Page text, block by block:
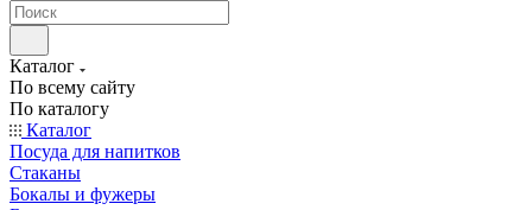
Каталог
По всему сайту
По каталогу
Каталог
Посуда для напитков
Стаканы
Бокалы и фужеры